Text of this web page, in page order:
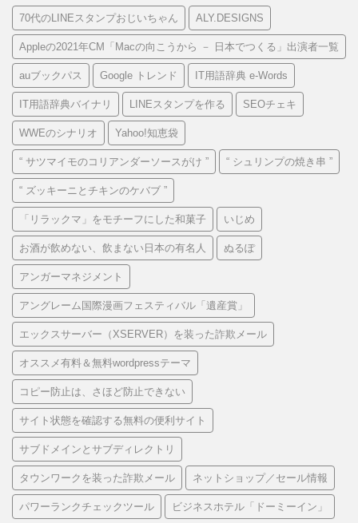
70代のLINEスタンプおじいちゃん ALY.DESIGNS
Appleの2021年CM「Macの向こうから － 日本でつくる」出演者一覧
auブックパス Google トレンド IT用語辞典 e-Words
IT用語辞典バイナリ LINEスタンプを作る SEOチェキ
WWEのシナリオ Yahoo!知恵袋
“ サツマイモのコリアンダーソースがけ ” “ シュリンプの焼き串 ”
“ ズッキーニとチキンのケバブ ”
「リラックマ」をモチーフにした和菓子 いじめ
お酒が飲めない、飲まない日本の有名人 ぬるぽ
アンガーマネジメント
アングレーム国際漫画フェスティバル「遺産賞」
エックスサーバー（XSERVER）を装った詐欺メール
オススメ有料＆無料wordpressテーマ
コピー防止は、さほど防止できない
サイト状態を確認する無料の便利サイト
サブドメインとサブディレクトリ
タウンワークを装った詐欺メール ネットショップ／セール情報
パワーランクチェックツール ビジネスホテル「ドーミーイン」